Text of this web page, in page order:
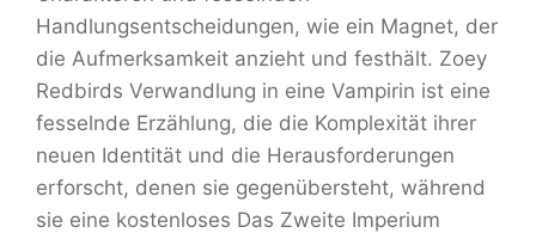
Handlungsentscheidungen, wie ein Magnet, der
die Aufmerksamkeit anzieht und festhält. Zoey
Redbirds Verwandlung in eine Vampirin ist eine
fesselnde Erzählung, die die Komplexität ihrer
neuen Identität und die Herausforderungen
erforscht, denen sie gegenübersteht, während
sie eine kostenloses Das Zweite Imperium